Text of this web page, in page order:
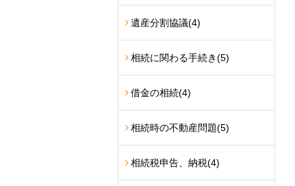
遺産分割協議(4)
相続に関わる手続き(5)
借金の相続(4)
相続時の不動産問題(5)
相続税申告、納税(4)